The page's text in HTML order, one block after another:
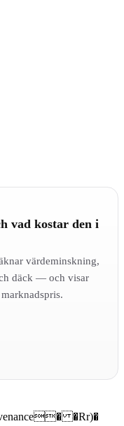
vad kostar den i
värdeminskning,
däck — och visar
�Rr)�